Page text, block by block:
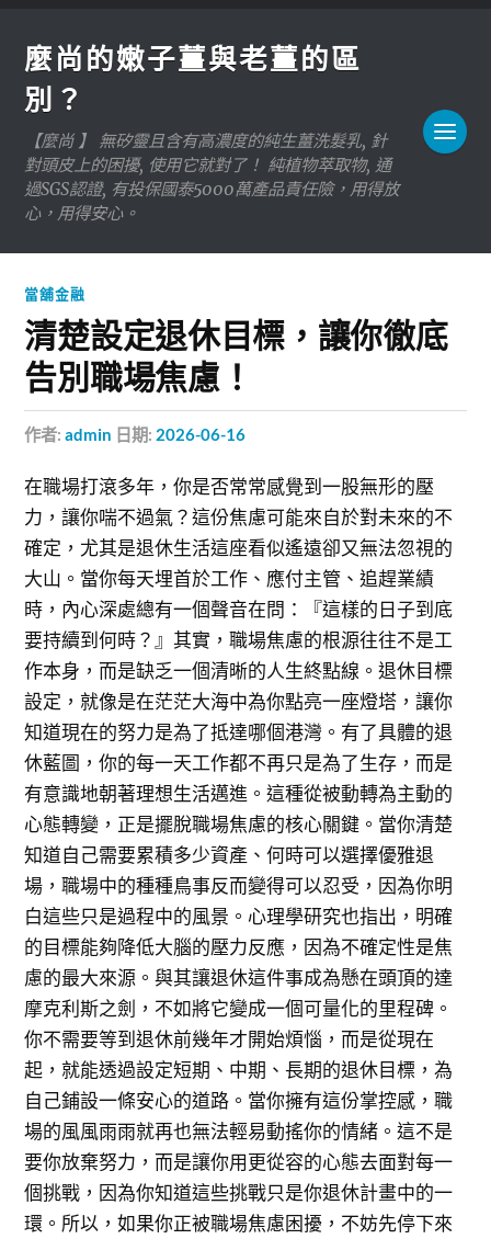
麼尚的嫩子薑與老薑的區
別？
【麼尚 】 無矽靈且含有高濃度的純生薑洗髮乳, 針
對頭皮上的困擾, 使用它就對了！ 純植物萃取物, 通
過SGS認證, 有投保國泰5000萬產品責任險，用得放
心，用得安心。
當舖金融
清楚設定退休目標，讓你徹底
告別職場焦慮！
作者:admin 日期: 2026-06-16
在職場打滾多年，你是否常常感覺到一股無形的壓
力，讓你喘不過氣？這份焦慮可能來自於對未來的不
確定，尤其是退休生活這座看似遙遠卻又無法忽視的
大山。當你每天埋首於工作、應付主管、追趕業績
時，內心深處總有一個聲音在問：『這樣的日子到底
要持續到何時？』其實，職場焦慮的根源往往不是工
作本身，而是缺乏一個清晰的人生終點線。退休目標
設定，就像是在茫茫大海中為你點亮一座燈塔，讓你
知道現在的努力是為了抵達哪個港灣。有了具體的退
休藍圖，你的每一天工作都不再只是為了生存，而是
有意識地朝著理想生活邁進。這種從被動轉為主動的
心態轉變，正是擺脫職場焦慮的核心關鍵。當你清楚
知道自己需要累積多少資產、何時可以選擇優雅退
場，職場中的種種鳥事反而變得可以忍受，因為你明
白這些只是過程中的風景。心理學研究也指出，明確
的目標能夠降低大腦的壓力反應，因為不確定性是焦
慮的最大來源。與其讓退休這件事成為懸在頭頂的達
摩克利斯之劍，不如將它變成一個可量化的里程碑。
你不需要等到退休前幾年才開始煩惱，而是從現在
起，就能透過設定短期、中期、長期的退休目標，為
自己鋪設一條安心的道路。當你擁有這份掌控感，職
場的風風雨雨就再也無法輕易動搖你的情緒。這不是
要你放棄努力，而是讓你用更從容的心態去面對每一
個挑戰，因為你知道這些挑戰只是你退休計畫中的一
環。所以，如果你正被職場焦慮困擾，不妨先停下來